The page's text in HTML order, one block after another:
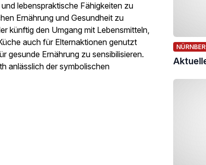
lebenspraktische Fähigkeiten zu
Ernährung und Gesundheit zu
künftig den Umgang mit Lebensmitteln,
auch für Elternaktionen genutzt
gesunde Ernährung zu sensibilisieren.
anlässlich der symbolischen